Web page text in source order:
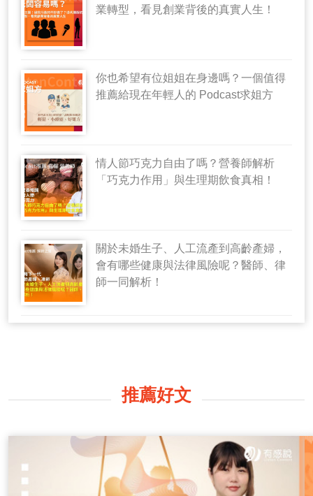
業轉型，看見創業背後的真實人生！
你也希望有位姐姐在身邊嗎？一個值得
推薦給現在年輕人的 Podcast求姐方
情人節巧克力自由了嗎？營養師解析
「巧克力作用」與生理期飲食真相！
關於未婚生子、人工流產到高齡產婦，
會有哪些健康與法律風險呢？醫師、律
師一同解析！
推薦好文